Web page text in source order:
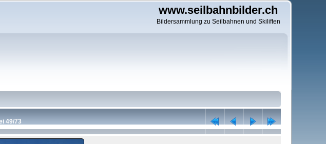
www.seilbahnbilder.ch
Bildersammlung zu Seilbahnen und Skiliften
49/73